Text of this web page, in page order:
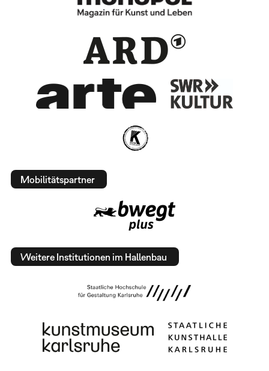
Mobilitätspartner
Weitere Institutionen im Hallenbau